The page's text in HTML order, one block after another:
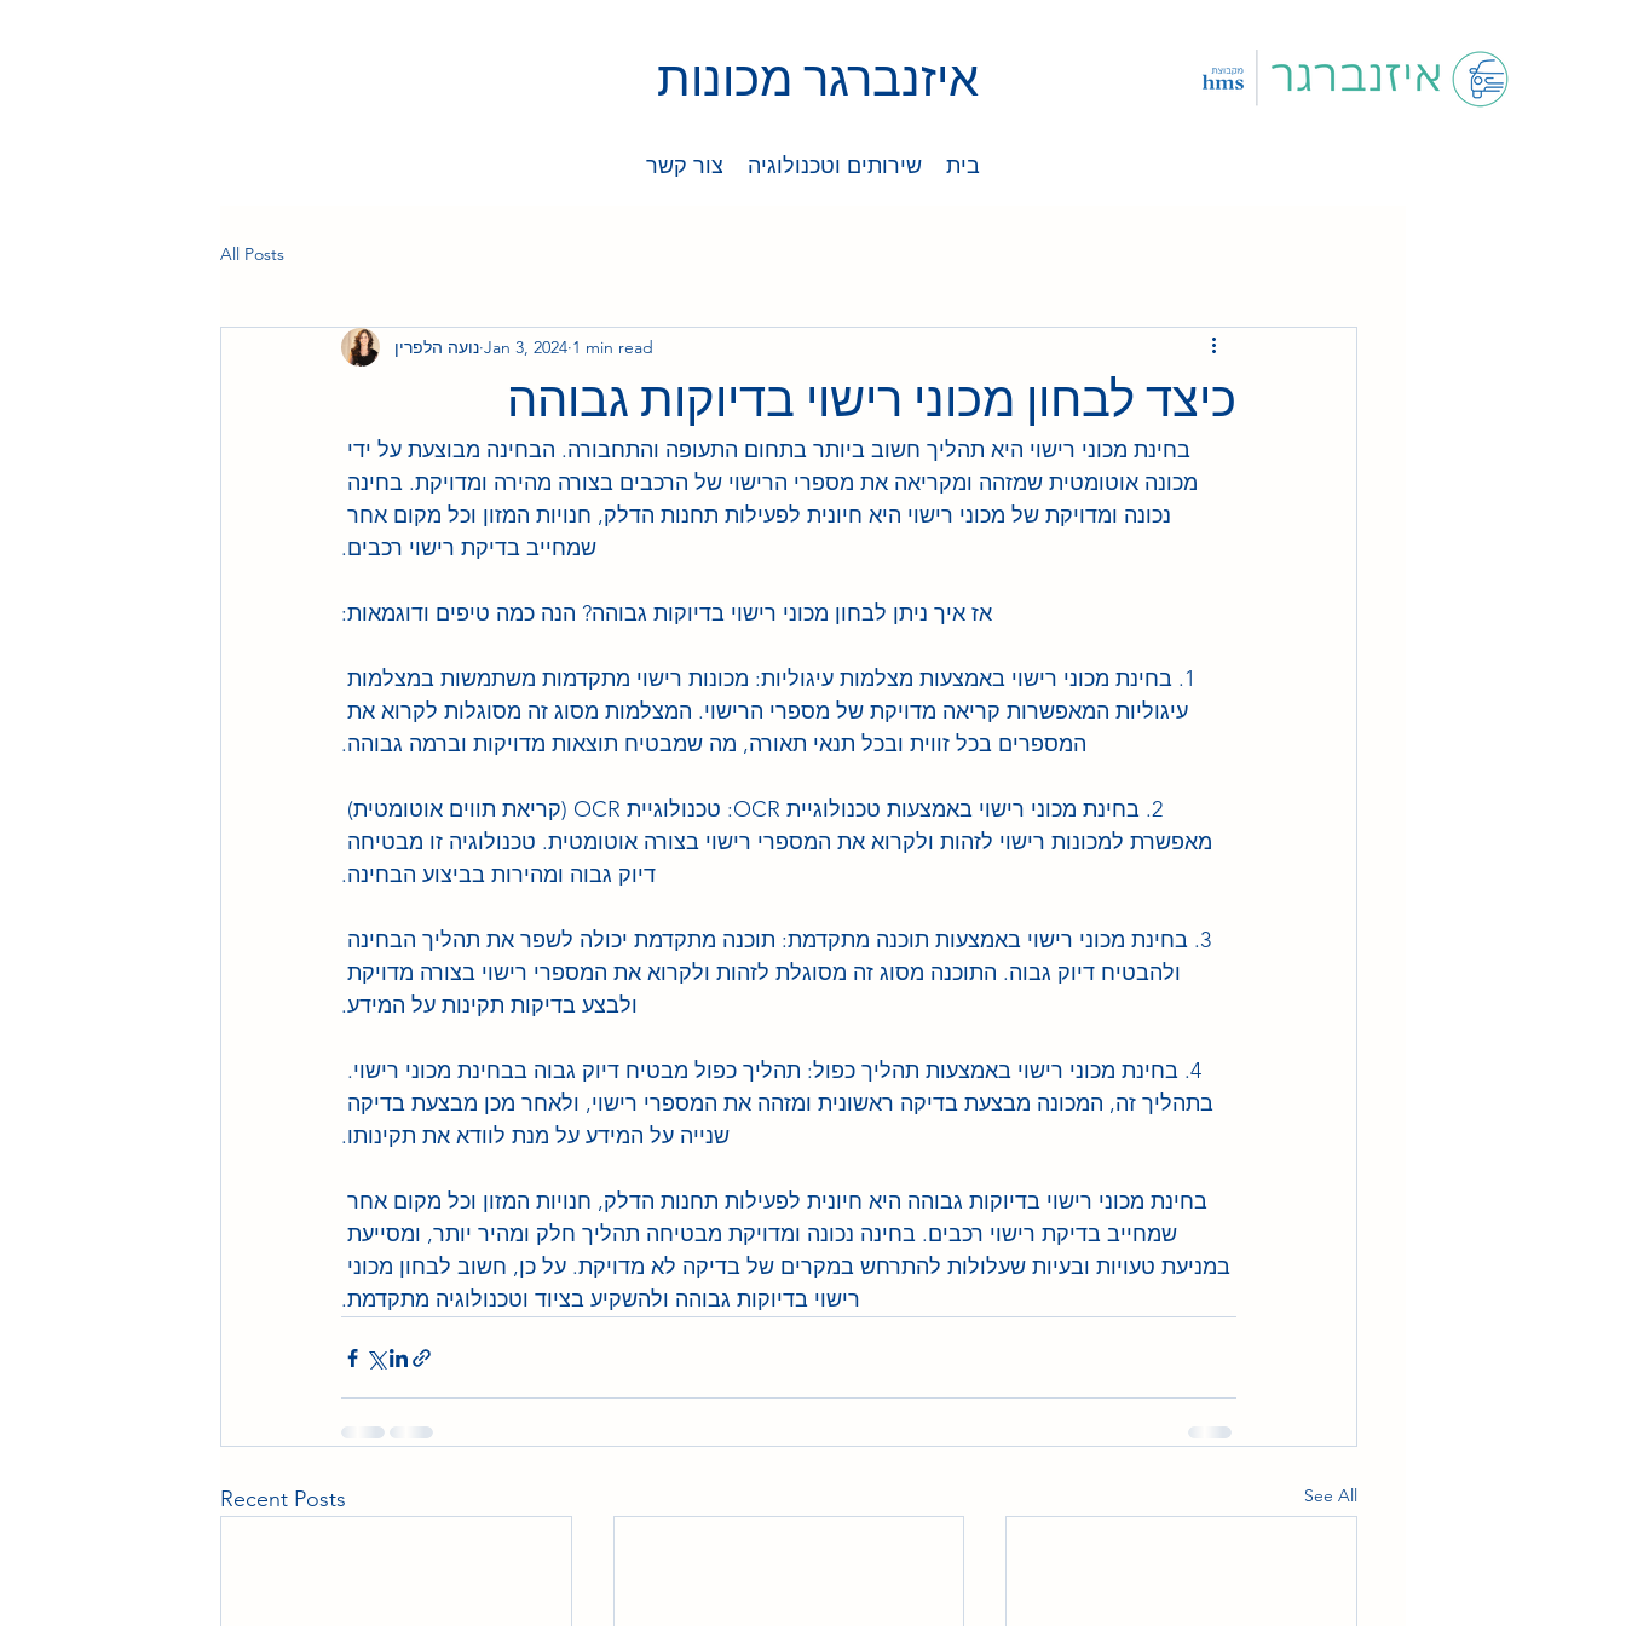
איזנברגר מכונות
בית שירותים וטכנולוגיה צור קשר
All Posts
כיצד לבחון מכוני רישוי בדיוקות גבוהה
נועה הלפרין Jan 3, 2024 1 min read
בחינת מכוני רישוי היא תהליך חשוב ביותר בתחום התעופה והתחבורה. הבחינה מבוצעת על ידי
מכונה אוטומטית שמזהה ומקריאה את מספרי הרישוי של הרכבים בצורה מהירה ומדויקת. בחינה
נכונה ומדויקת של מכוני רישוי היא חיונית לפעילות תחנות הדלק, חנויות המזון וכל מקום אחר
שמחייב בדיקת רישוי רכבים.
אז איך ניתן לבחון מכוני רישוי בדיוקות גבוהה? הנה כמה טיפים ודוגמאות:
1. בחינת מכוני רישוי באמצעות מצלמות עיגוליות: מכונות רישוי מתקדמות משתמשות במצלמות
עיגוליות המאפשרות קריאה מדויקת של מספרי הרישוי. המצלמות מסוג זה מסוגלות לקרוא את
המספרים בכל זווית ובכל תנאי תאורה, מה שמבטיח תוצאות מדויקות וברמה גבוהה.
2. בחינת מכוני רישוי באמצעות טכנולוגיית OCR: טכנולוגיית OCR (קריאת תווים אוטומטית)
מאפשרת למכונות רישוי לזהות ולקרוא את המספרי רישוי בצורה אוטומטית. טכנולוגיה זו מבטיחה
דיוק גבוה ומהירות בביצוע הבחינה.
3. בחינת מכוני רישוי באמצעות תוכנה מתקדמת: תוכנה מתקדמת יכולה לשפר את תהליך הבחינה
ולהבטיח דיוק גבוה. התוכנה מסוג זה מסוגלת לזהות ולקרוא את המספרי רישוי בצורה מדויקת
ולבצע בדיקות תקינות על המידע.
4. בחינת מכוני רישוי באמצעות תהליך כפול: תהליך כפול מבטיח דיוק גבוה בבחינת מכוני רישוי.
בתהליך זה, המכונה מבצעת בדיקה ראשונית ומזהה את המספרי רישוי, ולאחר מכן מבצעת בדיקה
שנייה על המידע על מנת לוודא את תקינותו.
בחינת מכוני רישוי בדיוקות גבוהה היא חיונית לפעילות תחנות הדלק, חנויות המזון וכל מקום אחר
שמחייב בדיקת רישוי רכבים. בחינה נכונה ומדויקת מבטיחה תהליך חלק ומהיר יותר, ומסייעת
במניעת טעויות ובעיות שעלולות להתרחש במקרים של בדיקה לא מדויקת. על כן, חשוב לבחון מכוני
רישוי בדיוקות גבוהה ולהשקיע בציוד וטכנולוגיה מתקדמת.
Recent Posts See All